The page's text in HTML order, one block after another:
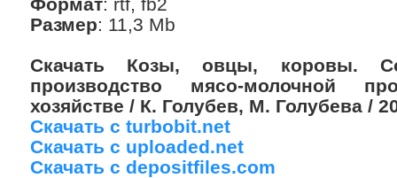
Размер: 11,3 Mb
Скачать Козы, овцы, коровы.
производство мясо-молочной
хозяйстве / К. Голубев, М. Голубева /
Скачать с turbobit.net
Скачать с uploaded.net
Скачать с depositfiles.com